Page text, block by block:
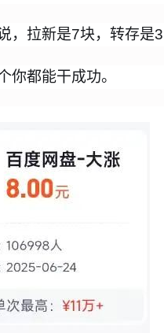
，拉新是7块，转存是
你都能干成功。